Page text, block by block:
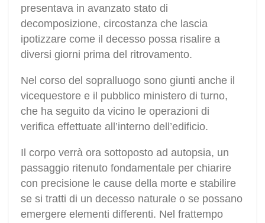
presentava in avanzato stato di
decomposizione, circostanza che lascia
ipotizzare come il decesso possa risalire a
diversi giorni prima del ritrovamento.
Nel corso del sopralluogo sono giunti anche il
vicequestore e il pubblico ministero di turno,
che ha seguito da vicino le operazioni di
verifica effettuate all’interno dell’edificio.
Il corpo verrà ora sottoposto ad autopsia, un
passaggio ritenuto fondamentale per chiarire
con precisione le cause della morte e stabilire
se si tratti di un decesso naturale o se possano
emergere elementi differenti. Nel frattempo